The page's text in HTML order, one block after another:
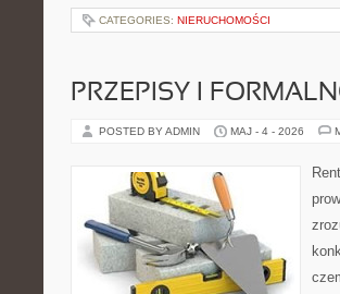
CATEGORIES: NIERUCHOMOŚCI
PRZEPISY I
POSTED BY ADMIN MAJ - 4 - 2026